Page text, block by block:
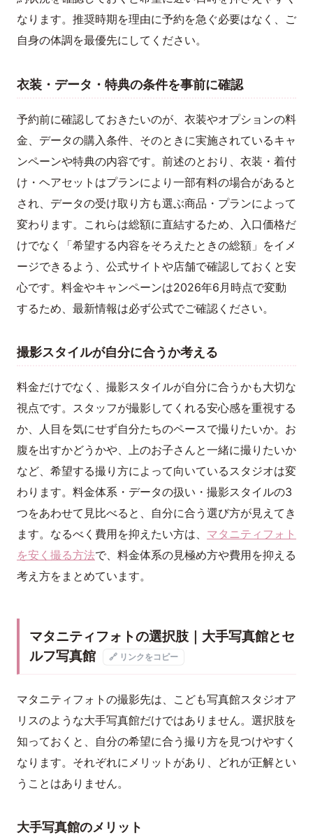
なります。推奨時期を理由に予約を急ぐ必要はなく、ご
自身の体調を最優先にしてください。
衣装・データ・特典の条件を事前に確認
予約前に確認しておきたいのが、衣装やオプションの料
金、データの購入条件、そのときに実施されているキャ
ンペーンや特典の内容です。前述のとおり、衣装・着付
け・ヘアセットはプランにより一部有料の場合があると
され、データの受け取り方も選ぶ商品・プランによって
変わります。これらは総額に直結するため、入口価格だ
けでなく「希望する内容をそろえたときの総額」をイメ
ージできるよう、公式サイトや店舗で確認しておくと安
心です。料金やキャンペーンは2026年6月時点で変動
するため、最新情報は必ず公式でご確認ください。
撮影スタイルが自分に合うか考える
料金だけでなく、撮影スタイルが自分に合うかも大切な
視点です。スタッフが撮影してくれる安心感を重視する
か、人目を気にせず自分たちのペースで撮りたいか。お
腹を出すかどうかや、上のお子さんと一緒に撮りたいか
など、希望する撮り方によって向いているスタジオは変
わります。料金体系・データの扱い・撮影スタイルの3
つをあわせて見比べると、自分に合う選び方が見えてき
ます。なるべく費用を抑えたい方は、 マタニティフォト
を安く撮る方法で、料金体系の見極め方や費用を抑える
考え方をまとめています。
マタニティフォトの選択肢｜大手写真館とセ
ルフ写真館
🔗 リンクをコピー
マタニティフォトの撮影先は、こども写真館スタジオア
リスのような大手写真館だけではありません。選択肢を
知っておくと、自分の希望に合う撮り方を見つけやすく
なります。それぞれにメリットがあり、どれが正解とい
うことはありません。
大手写真館のメリット